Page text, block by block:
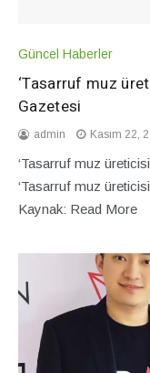
Güncel Haberler
‘Tasarruf muz
Gazetesi
admin Kasım 22,
‘Tasarruf muz
‘Tasarruf muz
Kaynak: Read More